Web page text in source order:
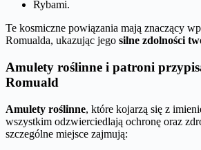
Rybami.
Te kosmiczne powiązania mają znaczący
Romualda, ukazując jego silne zdolności
Amulety roślinne i patroni
Romuald
Amulety roślinne, które kojarzą się z
wszystkim odzwierciedlają ochronę oraz
szczególne miejsce zajmują: